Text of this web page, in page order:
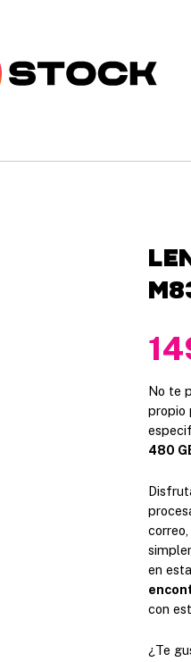
No te
propio
480
en
con
¿Te